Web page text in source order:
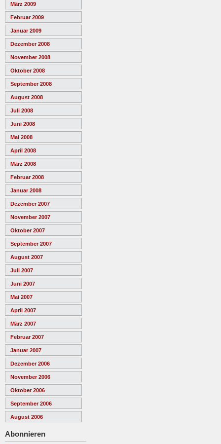
März 2009
Februar 2009
Januar 2009
Dezember 2008
November 2008
Oktober 2008
September 2008
August 2008
Juli 2008
Juni 2008
Mai 2008
April 2008
März 2008
Februar 2008
Januar 2008
Dezember 2007
November 2007
Oktober 2007
September 2007
August 2007
Juli 2007
Juni 2007
Mai 2007
April 2007
März 2007
Februar 2007
Januar 2007
Dezember 2006
November 2006
Oktober 2006
September 2006
August 2006
Abonnieren